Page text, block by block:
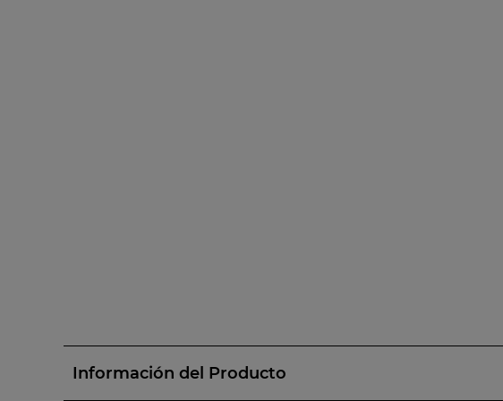
Información del Producto